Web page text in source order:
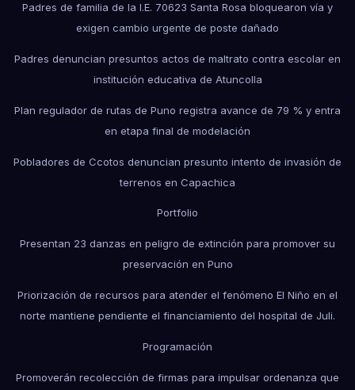
Padres de familia de la I.E. 70623 Santa Rosa bloquearon vía y
exigen cambio urgente de poste dañado
Padres denuncian presuntos actos de maltrato contra escolar en
institución educativa de Atuncolla
Plan regulador de rutas de Puno registra avance de 79 % y entra
en etapa final de modelación
Pobladores de Ccotos denuncian presunto intento de invasión de
terrenos en Capachica
Portfolio
Presentan 23 danzas en peligro de extinción para promover su
preservación en Puno
Priorización de recursos para atender el fenómeno El Niño en el
norte mantiene pendiente el financiamiento del hospital de Juli.
Programación
Promoverán recolección de firmas para impulsar ordenanza que